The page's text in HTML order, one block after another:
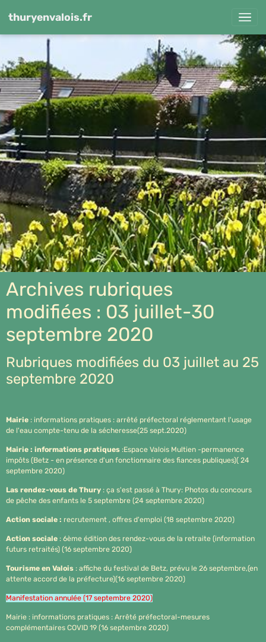
thuryenvalois.fr
Archives rubriques
modifiées : 03 juillet-30
septembre 2020
Rubriques modifiées du 03 juillet au 25
septembre 2020
Mairie : informations pratiques : arrêté préfectoral réglementant l'usage
de l'eau compte-tenu de la sécheresse(25 sept.2020)
Mairie : informations pratiques :Espace Valois Multien -permanence
impôts (Betz - en présence d'un fonctionnaire des fiances publiques)( 24
septembre 2020)
Las rendez-vous de Thury : ça s'est passé à Thury: Photos du concours
de pêche des enfants le 5 septembre (24 septembre 2020)
Action sociale : recrutement , offres d'emploi (18 septembre 2020)
Action sociale : 6ème édition des rendez-vous de la retraite (information
futurs retraités) (16 septembre 2020)
Tourisme en Valois : affiche du festival de Betz, prévu le 26 septembre,(en
attente accord de la préfecture)(16 septembre 2020)
Manifestation annulée (17 septembre 2020)
Mairie : informations pratiques : Arrêté préfectoral-mesures
complémentaires COVID 19 (16 septembre 2020)